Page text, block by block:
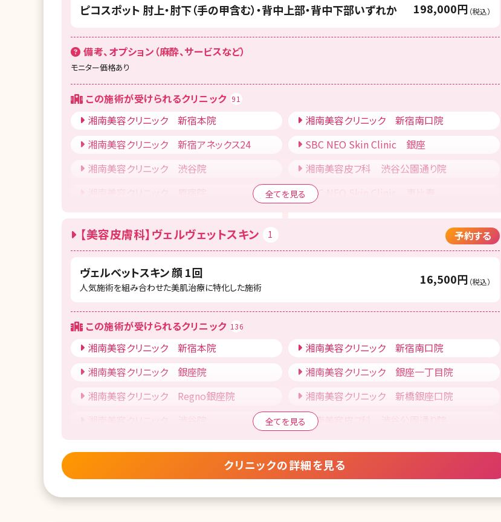
湘南美容クリニック 所沢院
湘南美容クリニック 千葉センシティ院
湘南美容クリニック 柏院
湘南美容クリニック 川崎院
湘南美容クリニック 武蔵小杉院
湘南美容クリニック 橋本院
湘南美容クリニック 藤沢院
湘南美容クリニック 横須賀中央院
湘南美容クリニック 新潟院
湘南美容クリニック 金沢院
湘南美容クリニック 長野院
湘南美容クリニック 名古屋駅本院
湘南美容クリニック 名古屋栄院
湘南美容クリニック 大阪駅前院（女性専用）
湘南美容クリニック 大阪心斎橋院
湘南美容クリニック 大阪なんば院
湘南美容クリニック 大阪京橋院
湘南美容クリニック 福岡院
湘南美容クリニック 小倉院
湘南美容クリニック 宮崎院
湘南美容クリニック 那覇院
ピコスポット 肘上・肘下（手の甲含む）・背中上部・背中下部いずれか 198,000円 （税込）
備考、オプション（麻酔、サービスなど）
モニター価格あり
この施術が受けられるクリニック 91
湘南美容クリニック 新宿本院
湘南美容クリニック 新宿南口院
湘南美容クリニック 新宿アネックス24
SBC NEO Skin Clinic 銀座
湘南美容クリニック 渋谷院
湘南美容皮フ科 渋谷公園通り院
湘南美容クリニック 原宿院
SBC NEO Skin Clinic 恵比寿
湘南美容クリニック 池袋メトロポリタン口
院 SBC御茶ノ水こどもレーザークリニック
湘南美容クリニック 錦糸町院
湘南美容クリニック 豊洲院
湘南美容クリニック 立川院
湘南美容クリニック 八王子院
湘南美容皮フ科 新宿東口院
湘南美容クリニック 札幌院
湘南美容皮フ科 札幌大通院
湘南美容クリニック 旭川院
湘南美容クリニック 青森院
湘南美容クリニック 仙台院
湘南美容皮フ科 仙台院
湘南美容クリニック いわき院
湘南美容クリニック 高崎院
湘南美容クリニック 大宮東口院
全てを見る
【美容皮膚科】ヴェルヴェットスキン 1 予約する
ヴェルベットスキン 顔 1回
人気施術を組み合わせた美肌治療に特化した施術
16,500円 （税込）
この施術が受けられるクリニック 136
湘南美容クリニック 新宿本院
湘南美容クリニック 新宿南口院
湘南美容クリニック 銀座院
湘南美容クリニック 銀座一丁目院
湘南美容クリニック Regno銀座院
湘南美容クリニック 新橋銀座口院
湘南美容クリニック 渋谷院
湘南美容皮フ科 渋谷公園通り院
湘南美容クリニック 表参道Oculus院
湘南美容クリニック 池袋東口院
全てを見る
クリニックの詳細を見る